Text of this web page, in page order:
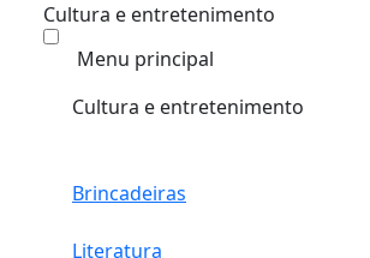
Cultura e entretenimento
Menu principal
Cultura e entretenimento
Brincadeiras
Literatura